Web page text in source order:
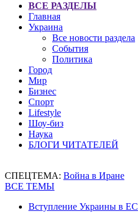
ВСЕ РАЗДЕЛЫ
Главная
Украина
Все новости раздела
События
Политика
Город
Мир
Бизнес
Спорт
Lifestyle
Шоу-биз
Наука
БЛОГИ ЧИТАТЕЛЕЙ
СПЕЦТЕМА: Война в Иране
ВСЕ ТЕМЫ
Вступление Украины в ЕС